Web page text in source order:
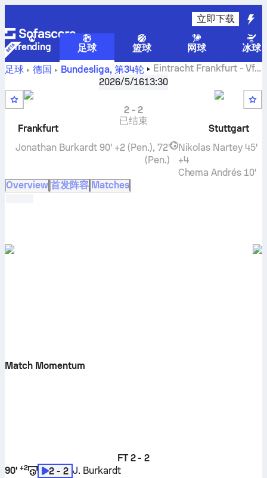
立即下载
Trending 足球 篮球 网球
冰球
足球
德国 Bundesliga, 第34轮 Eintracht Frankfurt- VfB
比分直播和交战记录和排名和预测
2026/5/1613:30
Frankfurt
2-2
已结束
Stuttgart
Jonathan Burkardt 90' +2 (Pen.), 72'
(Pen.)
Nikolas Nartey 45'
+4
Chema Andrés 10'
Overview 首发阵容 Matches
Match Momentum
FT 2 - 2
90' +2 2 - 2 J. Burkardt